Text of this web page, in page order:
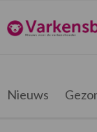
de
hoofdnavigatie
de
hoofd
de
eerste
de
voettekst
Nieuws